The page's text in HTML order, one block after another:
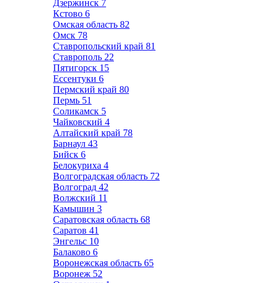
Дзержинск 7
Кстово 6
Омская область 82
Омск 78
Ставропольский край 81
Ставрополь 22
Пятигорск 15
Ессентуки 6
Пермский край 80
Пермь 51
Соликамск 5
Чайковский 4
Алтайский край 78
Барнаул 43
Бийск 6
Белокуриха 4
Волгоградская область 72
Волгоград 42
Волжский 11
Камышин 3
Саратовская область 68
Саратов 41
Энгельс 10
Балаково 6
Воронежская область 65
Воронеж 52